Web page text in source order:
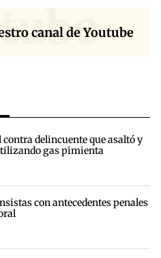
canal de Youtube
delincuente que asaltó y
gas pimienta
con antecedentes penales